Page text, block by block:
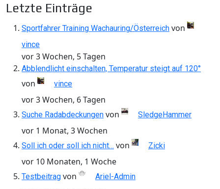
Letzte Einträge
Sportfahrer Training Wachauring/Österreich von
vince
vor 3 Wochen, 5 Tagen
Abblendlicht einschalten, Temperatur steigt auf 120°
von vince
vor 3 Wochen, 6 Tagen
Suche Radabdeckungen von SledgeHammer
vor 1 Monat, 3 Wochen
Soll ich oder soll ich nicht… von Zicki
vor 10 Monaten, 1 Woche
Testbeitrag von Ariel-Admin